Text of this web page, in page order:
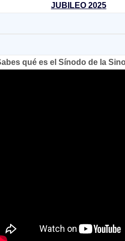
JUBILEO 2025
qué es el Sínodo de la